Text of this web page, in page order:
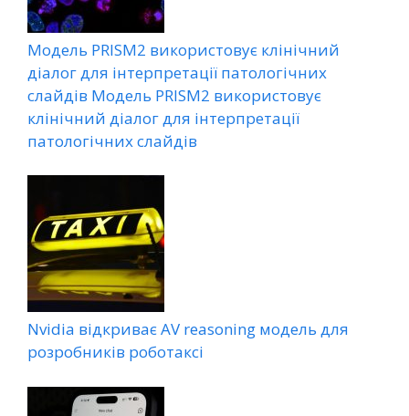
Модель PRISM2 використовує клінічний
діалог для інтерпретації патологічних
слайдів Модель PRISM2 використовує
клінічний діалог для інтерпретації
патологічних слайдів
Nvidia відкриває AV reasoning модель для
розробників роботаксі